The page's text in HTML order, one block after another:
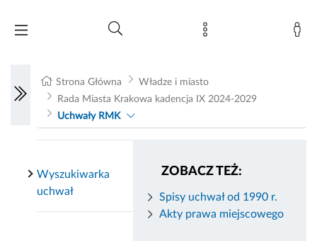
Strona Główna
Władze i miasto
Rada Miasta Krakowa kadencja IX 2024-2029
Uchwały RMK
ZOBACZ TEŻ:
Spisy uchwał od 1990 r.
Akty prawa miejscowego
Wyszukiwarka
uchwał